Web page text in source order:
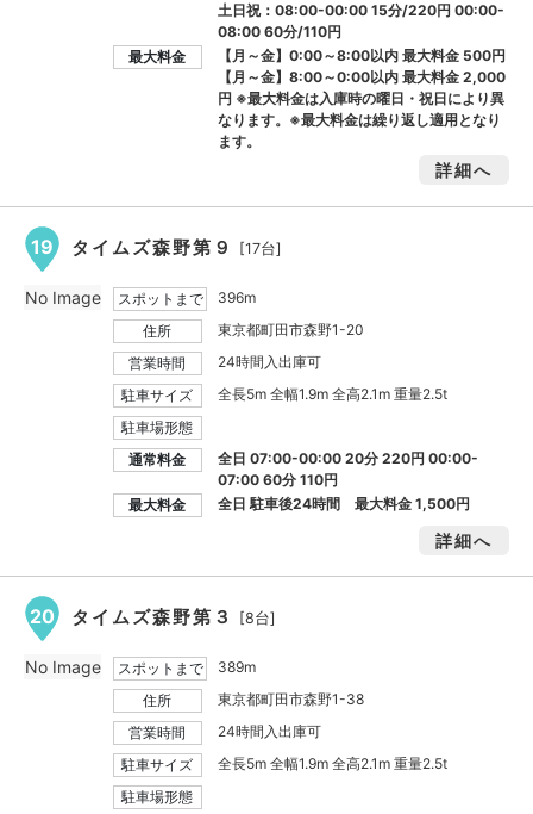
土日祝：08:00-00:00 15分/220円 00:00-
08:00 60分/110円
最大料金
【月～金】0:00～8:00以内 最大料金 500円
【月～金】8:00～0:00以内 最大料金2,000
円 ※最大料金は入庫時の曜日・祝日により異
なります。※最大料金は繰り返し適用となり
ます。
詳細へ
19 タイムズ森野第９ [17台]
スポットまで
396m
住所
東京都町田市森野1-20
営業時間
24時間入出庫可
駐車サイズ
全長5m 全幅1.9m 全高2.1m 重量2.5t
駐車場形態
通常料金
全日 07:00-00:00 20分 220円 00:00-
07:00 60分 110円
最大料金
全日 駐車後24時間 最大料金1,500円
詳細へ
No Image
20 タイムズ森野第３ [8台]
スポットまで
389m
住所
東京都町田市森野1-38
営業時間
24時間入出庫可
駐車サイズ
全長5m 全幅1.9m 全高2.1m 重量2.5t
駐車場形態
No Image